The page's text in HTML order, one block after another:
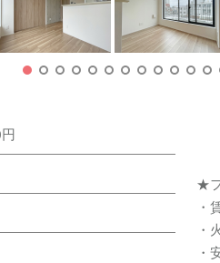
★
・
・
・